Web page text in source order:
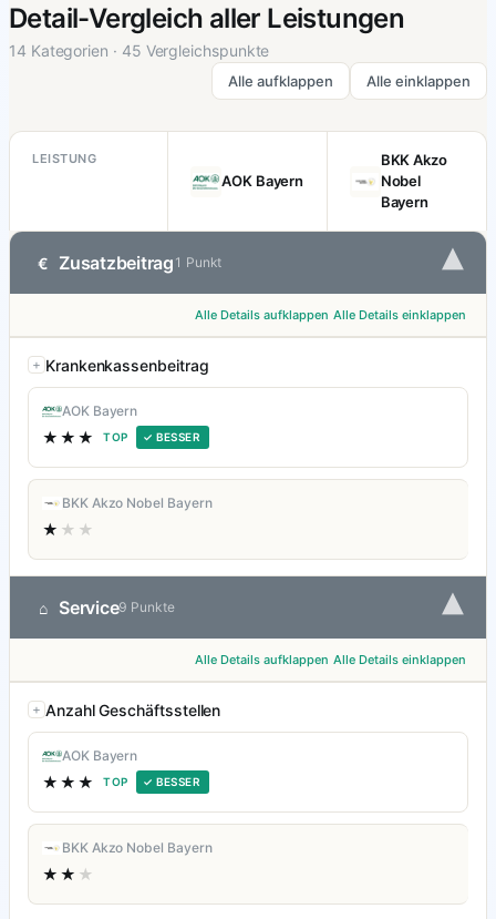
Detail-Vergleich aller Leistungen
14 Kategorien · 45 Vergleichspunkte
Alle aufklappen Alle einklappen
LEISTUNG
AOK Bayern
BKK Akzo
Nobel
Bayern
€ Zusatzbeitrag 1 Punkt ▾
Alle Details aufklappen Alle Details einklappen
Krankenkassenbeitrag
AOK Bayern
★★★ TOP ✓ BESSER
BKK Akzo Nobel Bayern
★ ★★
⌂ Service9 Punkte ▾
Alle Details aufklappen Alle Details einklappen
Anzahl Geschäftsstellen
AOK Bayern
★★★ TOP ✓ BESSER
BKK Akzo Nobel Bayern
★★ ★